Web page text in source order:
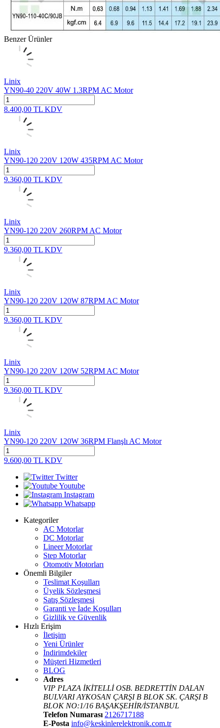
Benzer Ürünler
Linix
YN90-40 220V 40W 1.3RPM AC Motor
8.400,00 TL KDV
Linix
YN90-120 220V 120W 435RPM AC Motor
9.360,00 TL KDV
Linix
YN90-120 220V 260RPM AC Motor
9.360,00 TL KDV
Linix
YN90-120 220V 120W 87RPM AC Motor
9.360,00 TL KDV
Linix
YN90-120 220V 120W 52RPM AC Motor
9.360,00 TL KDV
Linix
YN90-120 220V 120W 36RPM Flanşlı AC Motor
9.600,00 TL KDV
Twitter
Youtube
Instagram
Whatsapp
Kategoriler
AC Motorlar
DC Motorlar
Lineer Motorlar
Step Motorlar
Otomotiv Motorları
Önemli Bilgiler
Teslimat Koşulları
Üyelik Sözleşmesi
Satış Sözleşmesi
Garanti ve İade Koşulları
Gizlilik ve Güvenlik
Hızlı Erişim
İletişim
Yeni Ürünler
İndirimdekiler
Müşteri Hizmetleri
BLOG
Adres
VIP PLAZA İKİTELLİ OSB. BEDRETTİN DALAN
BULVARI AYKOSAN ÇARŞI B BLOK SK. ÇARŞI B
BLOK NO:1/16 BAŞAKŞEHİR/İSTANBUL
Telefon Numarası 2126717188
E-Posta info@keskinlerelektronik.com.tr